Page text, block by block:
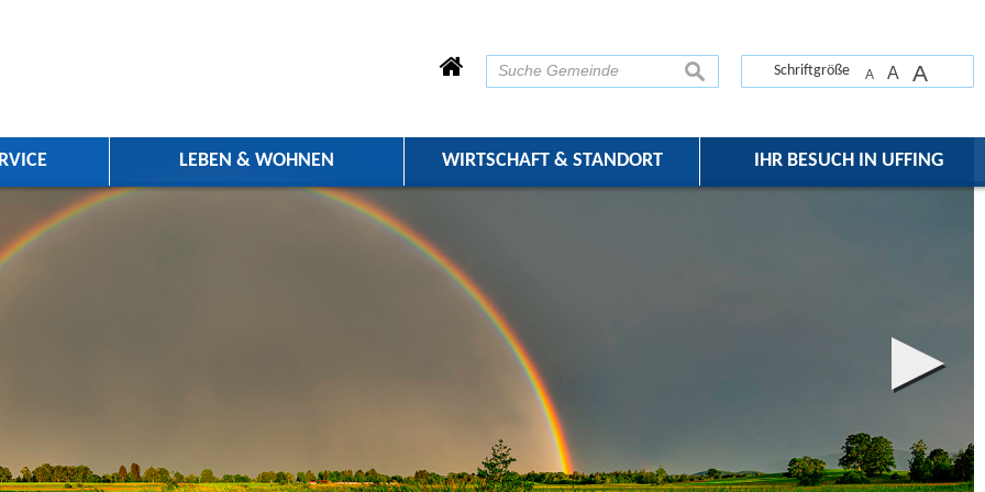
Schriftgröße A A A
suchen
LEBEN & WOHNEN WIRTSCHAFT & STANDORT IHR BESUCH IN UFFING